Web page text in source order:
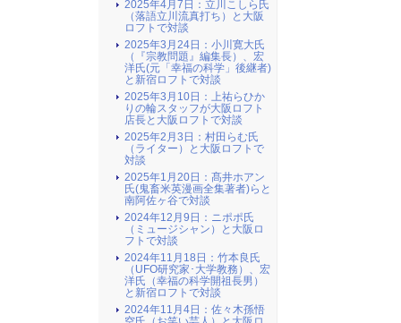
2025年4月7日：立川こしら氏
（落語立川流真打ち）と大阪
ロフトで対談
2025年3月24日：小川寛大氏
（『宗教問題』編集長）、宏
洋氏(元「幸福の科学」後継者)
と新宿ロフトで対談
2025年3月10日：上祐らひか
りの輪スタッフが大阪ロフト
店長と大阪ロフトで対談
2025年2月3日：村田らむ氏
（ライター）と大阪ロフトで
対談
2025年1月20日：髙井ホアン
氏(鬼畜米英漫画全集著者)らと
南阿佐ヶ谷で対談
2024年12月9日：ニポポ氏
（ミュージシャン）と大阪ロ
フトで対談
2024年11月18日：竹本良氏
（UFO研究家･大学教務）、宏
洋氏（幸福の科学開祖長男）
と新宿ロフトで対談
2024年11月4日：佐々木孫悟